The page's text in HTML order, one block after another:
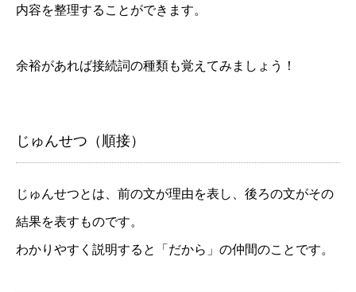
内容を整理することができます。
余裕があれば接続詞の種類も覚えてみましょう！
じゅんせつ（順接）
じゅんせつとは、前の文が理由を表し、後ろの文がその
結果を表すものです。
わかりやすく説明すると「だから」の仲間のことです。